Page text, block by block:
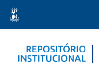
navigation